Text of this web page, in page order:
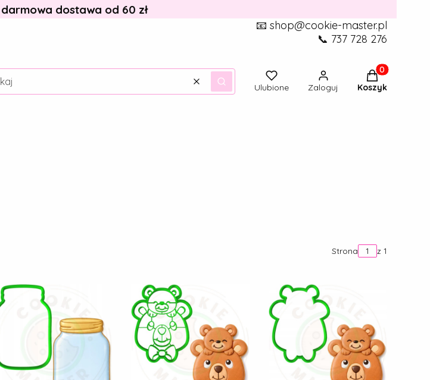
darmowa dostawa od 60 zł
📧 shop@cookie-master.pl
📞 737 728 276
WyczyśćSzukaj Ulubione Zaloguj
Produkty w
Koszyk
Strona z 1